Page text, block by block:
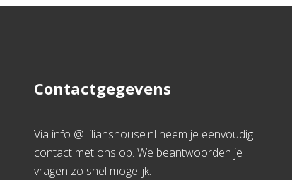
Contactgegevens
Via info @ lilianshouse.nl neem je eenvoudig
contact met ons op. We beantwoorden je
vragen zo snel mogelijk.